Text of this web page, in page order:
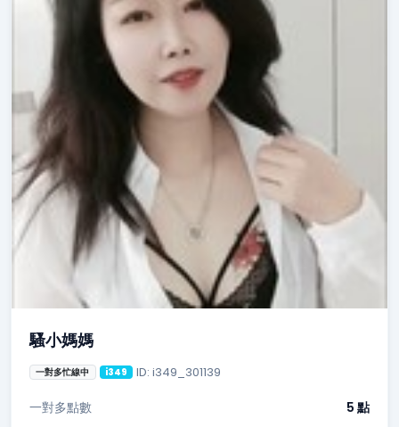
騷小媽媽
一對多忙線中 i349 ID: i349_301139
一對多點數 5 點